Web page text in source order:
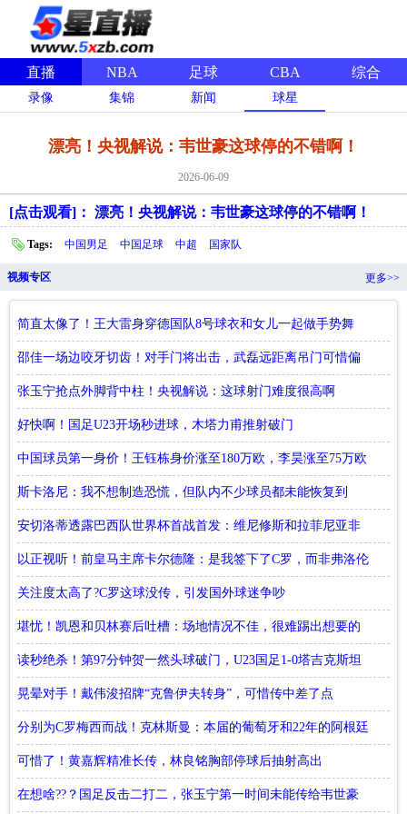
直播 NBA 足球 CBA 综合
录像 集锦 新闻 球星
漂亮！央视解说：韦世豪这球停的不错啊！
2026-06-09
[点击观看]： 漂亮！央视解说：韦世豪这球停的不错啊！
Tags: 中国男足 中国足球 中超 国家队
视频专区 更多>>
简直太像了！王大雷身穿德国队8号球衣和女儿一起做手势舞
邵佳一场边咬牙切齿！对手门将出击，武磊远距离吊门可惜偏
出
张玉宁抢点外脚背中柱！央视解说：这球射门难度很高啊
好快啊！国足U23开场秒进球，木塔力甫推射破门
中国球员第一身价！王钰栋身价涨至180万欧，李昊涨至75万欧
斯卡洛尼：我不想制造恐慌，但队内不少球员都未能恢复到
100%状态
安切洛蒂透露巴西队世界杯首战首发：维尼修斯和拉菲尼亚非
常默契
以正视听！前皇马主席卡尔德隆：是我签下了C罗，而非弗洛伦
蒂诺
关注度太高了?C罗这球没传，引发国外球迷争吵
堪忧！凯恩和贝林赛后吐槽：场地情况不佳，很难踢出想要的
风格
读秒绝杀！第97分钟贺一然头球破门，U23国足1-0塔吉克斯坦
晃晕对手！戴伟浚招牌“克鲁伊夫转身”，可惜传中差了点
分别为C罗梅西而战！克林斯曼：本届的葡萄牙和22年的阿根廷
相似
可惜了！黄嘉辉精准长传，林良铭胸部停球后抽射高出
在想啥??？国足反击二打二，张玉宁第一时间未能传给韦世豪